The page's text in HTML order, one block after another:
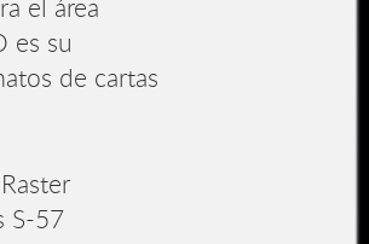
el área
es su
de cartas
S-57